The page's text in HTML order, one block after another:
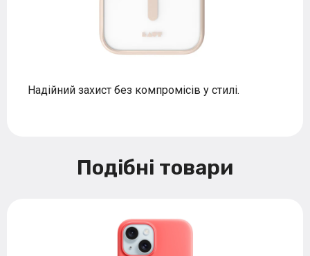
Надійний захист без компромісів у стилі.
Подібні товари